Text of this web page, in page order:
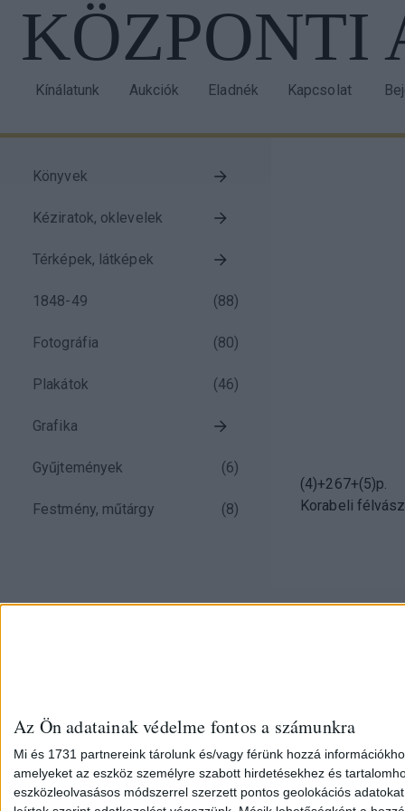
Az Ön adatainak védelme fontos a számunkra
Mi és 1731 partnereink tárolunk és/vagy férünk hozzá
amelyeket az eszköz személyre szabott hirdetésekhez és
eszközleolvasásos módszerrel szerzett pontos geolokációs
Ugrás
tartalomra
navigation
Kínálatunk Aukciók Eladnék Kapcsolat
block
Könyvek
Kéziratok, oklevelek
Térképek, látképek
1848-49 (88)
Fotográfia (80)
Plakátok (46)
Grafika
Gyűjtemények (6)
Festmény, műtárgy (8)
(4)+267+(5)p.
Korabeli
Facebook